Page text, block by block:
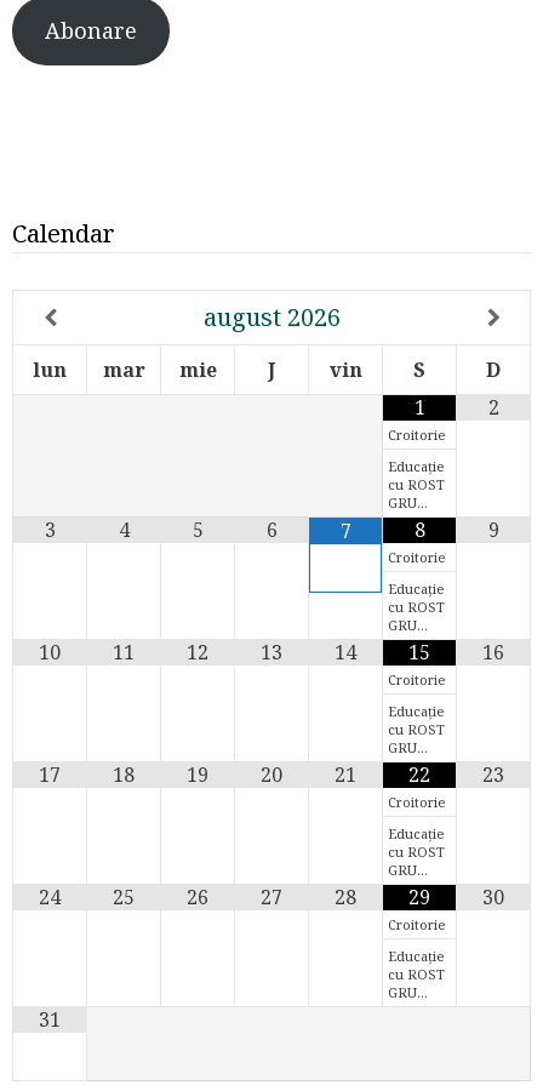
Abonare
Calendar
august 2026
lun mar mie J vin S
D
1
Croitorie
Educație
cu ROST
GRU…
2
3 4 5 6 7 8
Croitorie
Educație
cu ROST
GRU…
9
10 11 12 13 14 15
Croitorie
Educație
cu ROST
GRU…
16
17 18 19 20 21 22
Croitorie
Educație
cu ROST
GRU…
23
24 25 26 27 28 29
Croitorie
Educație
cu ROST
GRU…
30
31